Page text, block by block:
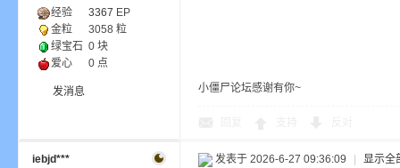
经验 3367 EP
金粒
3058 粒
绿宝石 0 块
爱心
0 点
发消息 小僵尸论坛感谢有你~
iebjd*** 发表于 2026-6-27 09:36:09 显示全